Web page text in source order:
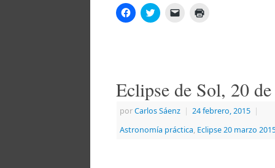
Haz
clic
una
ventana
nueva)
Haz
clic
ventana
nueva)
a
un
amigo
(Se
abre
una
ventana
nueva)
Eclipse de Sol, 20
porCarlos Sáenz | 24 febrero, 2015 |
Astronomía práctica, Eclipse 20 marzo